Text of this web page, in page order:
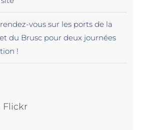
vous sur les ports de la
du Brusc pour deux journées
!
Flickr